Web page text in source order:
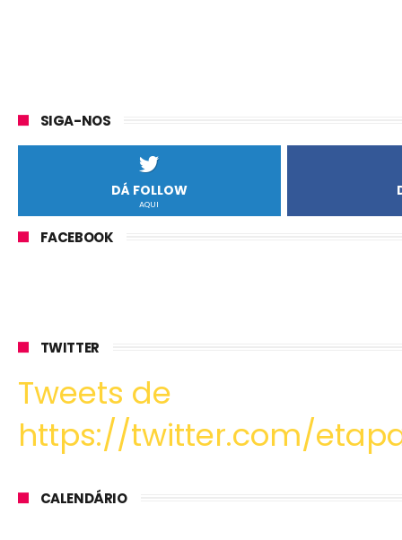
SIGA-NOS
DÁ FOLLOW
AQUI
FACEBOOK
TWITTER
Tweets de
https://twitter.com/
CALENDÁRIO